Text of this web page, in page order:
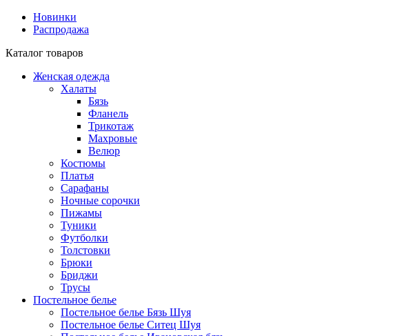
Новинки
Распродажа
Каталог товаров
Женская одежда
Халаты
Бязь
Фланель
Трикотаж
Махровые
Велюр
Костюмы
Платья
Сарафаны
Ночные сорочки
Пижамы
Туники
Футболки
Толстовки
Брюки
Бриджи
Трусы
Постельное белье
Постельное белье Бязь Шуя
Постельное белье Ситец Шуя